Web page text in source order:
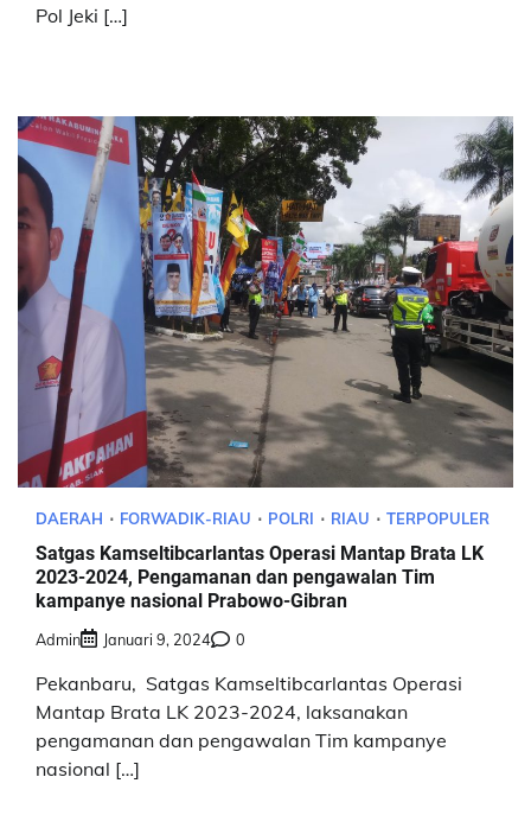
Pol Jeki […]
DAERAH FORWADIK-RIAU POLRI RIAU TERPOPULER
Satgas Kamseltibcarlantas Operasi Mantap Brata LK
2023-2024, Pengamanan dan pengawalan Tim
kampanye nasional Prabowo-Gibran
Admin Januari 9, 2024 0
Pekanbaru, Satgas Kamseltibcarlantas Operasi
Mantap Brata LK 2023-2024, laksanakan
pengamanan dan pengawalan Tim kampanye
nasional […]